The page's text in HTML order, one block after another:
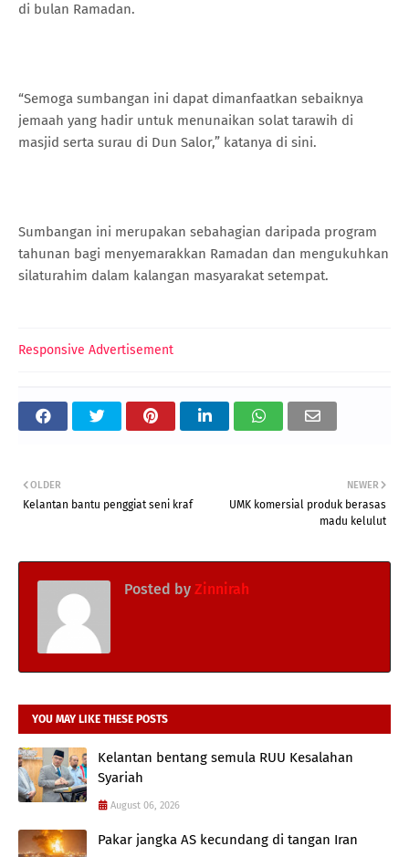
di bulan Ramadan.
“Semoga sumbangan ini dapat dimanfaatkan sebaiknya
jemaah yang hadir untuk menunaikan solat tarawih di
masjid serta surau di Dun Salor,” katanya di sini.
Sumbangan ini merupakan sebahagian daripada program
tahunan bagi menyemarakkan Ramadan dan mengukuhkan
silaturahim dalam kalangan masyarakat setempat.
Responsive Advertisement
NEWER
UMK komersial produk berasas
madu kelulut
OLDER
Kelantan bantu penggiat seni kraf
Posted by Zinnirah
YOU MAY LIKE THESE POSTS
Kelantan bentang semula RUU Kesalahan
Syariah
August 06, 2026
Pakar jangka AS kecundang di tangan Iran